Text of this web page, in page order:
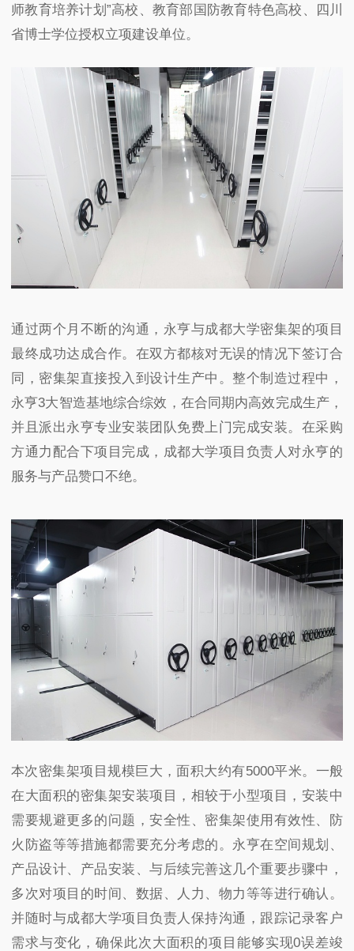
师教育培养计划”高校、教育部国防教育特色高校、四川
省博士学位授权立项建设单位。
通过两个月不断的沟通，永亨与成都大学密集架的项目
最终成功达成合作。在双方都核对无误的情况下签订合
同，密集架直接投入到设计生产中。整个制造过程中，
永亨3大智造基地综合综效，在合同期内高效完成生产，
并且派出永亨专业安装团队免费上门完成安装。在采购
方通力配合下项目完成，成都大学项目负责人对永亨的
服务与产品赞口不绝。
本次密集架项目规模巨大，面积大约有5000平米。一般
在大面积的密集架安装项目，相较于小型项目，安装中
需要规避更多的问题，安全性、密集架使用有效性、防
火防盗等等措施都需要充分考虑的。永亨在空间规划、
产品设计、产品安装、与后续完善这几个重要步骤中，
多次对项目的时间、数据、人力、物力等等进行确认。
并随时与成都大学项目负责人保持沟通，跟踪记录客户
需求与变化，确保此次大面积的项目能够实现0误差竣